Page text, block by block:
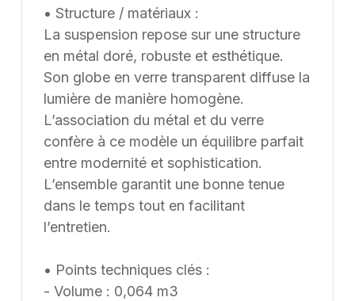
• Structure / matériaux :
La suspension repose sur une structure
en métal doré, robuste et esthétique.
Son globe en verre transparent diffuse la
lumière de manière homogène.
L’association du métal et du verre
confère à ce modèle un équilibre parfait
entre modernité et sophistication.
L’ensemble garantit une bonne tenue
dans le temps tout en facilitant
l’entretien.
• Points techniques clés :
- Volume : 0,064 m3